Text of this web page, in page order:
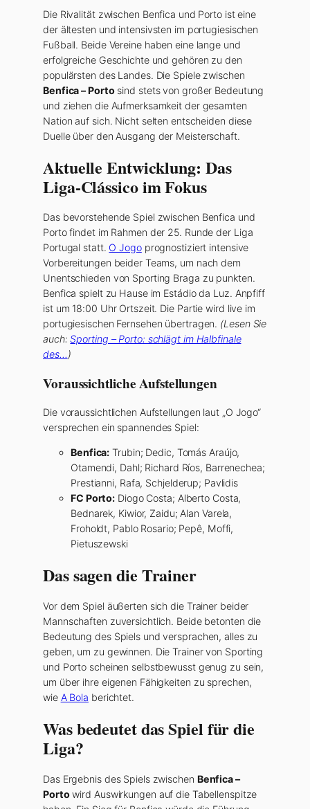
Die Rivalität zwischen Benfica und Porto ist eine
der ältesten und intensivsten im portugiesischen
Fußball. Beide Vereine haben eine lange und
erfolgreiche Geschichte und gehören zu den
populärsten des Landes. Die Spiele zwischen
Benfica – Portosind stets von großer Bedeutung
und ziehen die Aufmerksamkeit der gesamten
Nation auf sich. Nicht selten entscheiden diese
Duelle über den Ausgang der Meisterschaft.
Aktuelle Entwicklung: Das
Liga-Clássico im Fokus
Das bevorstehende Spiel zwischen Benfica und
Porto findet im Rahmen der 25. Runde der Liga
Portugal statt. O Jogoprognostiziert intensive
Vorbereitungen beider Teams, um nach dem
Unentschieden von Sporting Braga zu punkten.
Benfica spielt zu Hause im Estádio da Luz. Anpfiff
ist um 18:00 Uhr Ortszeit. Die Partie wird live im
portugiesischen Fernsehen übertragen. (Lesen Sie
auch:Sporting – Porto: schlägt im Halbfinale
des…)
Voraussichtliche Aufstellungen
Die voraussichtlichen Aufstellungen laut „O Jogo“
versprechen ein spannendes Spiel:
Benfica: Trubin; Dedic, Tomás Araújo,
Otamendi, Dahl; Richard Ríos, Barrenechea;
Prestianni, Rafa, Schjelderup; Pavlidis
FC Porto: Diogo Costa; Alberto Costa,
Bednarek, Kiwior, Zaidu; Alan Varela,
Froholdt, Pablo Rosario; Pepê, Moffi,
Pietuszewski
Das sagen die Trainer
Vor dem Spiel äußerten sich die Trainer beider
Mannschaften zuversichtlich. Beide betonten die
Bedeutung des Spiels und versprachen, alles zu
geben, um zu gewinnen. Die Trainer von Sporting
und Porto scheinen selbstbewusst genug zu sein,
um über ihre eigenen Fähigkeiten zu sprechen,
wie A Bola berichtet.
Was bedeutet das Spiel für die
Liga?
Das Ergebnis des Spiels zwischen Benfica –
Portowird Auswirkungen auf die Tabellenspitze